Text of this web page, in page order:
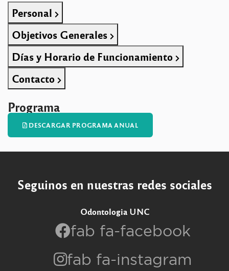
Personal
Objetivos Generales
Días y Horario de Funcionamiento
Contacto
Programa
DESCARGAR PROGRAMA ANUAL
Seguinos en nuestras redes sociales
Odontologia UNC
fab fa-facebook
fab fa-instagram